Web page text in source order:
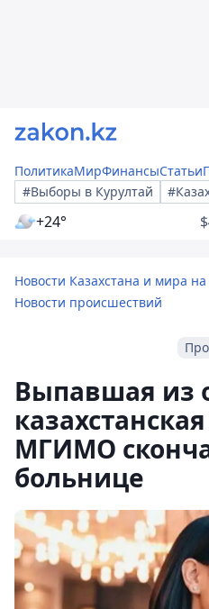
ПолитикаМирФинансыСтатьи
#Выборы в Курултай
+24° $
Новости Казахстана и мира на
Новости происшествий
Выпавшая из
МГИМО
больнице